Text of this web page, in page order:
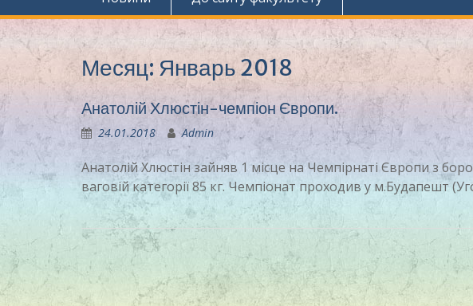
Месяц: Январь 2018
Анатолій Хлюстін-чемпіон Європи.
24.01.2018 Admin
Анатолій Хлюстін зайняв 1 місце на Чемпірнаті Європи з
ваговій категорії 85 кг. Чемпіонат проходив у м.Будапешт